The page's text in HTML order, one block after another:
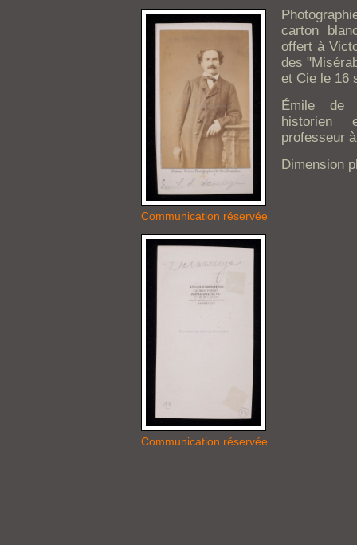
Communication réservée
carton
offert à
des
et Cie le 16
Émile de
historien
professeur
Dimension
Communication réservée